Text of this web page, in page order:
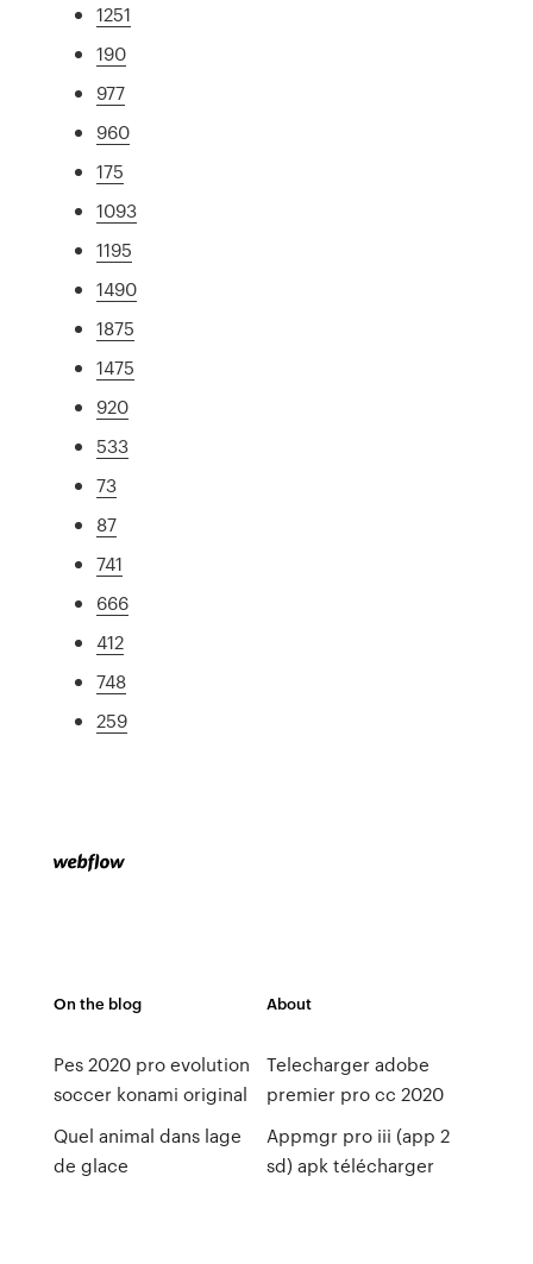
1251
190
977
960
175
1093
1195
1490
1875
1475
920
533
73
87
741
666
412
748
259
On the blog
Pes 2020 pro evolution
soccer konami original
Quel animal dans lage
de glace
About
Telecharger adobe
premier pro cc 2020
Appmgr pro iii (app 2
sd) apk télécharger